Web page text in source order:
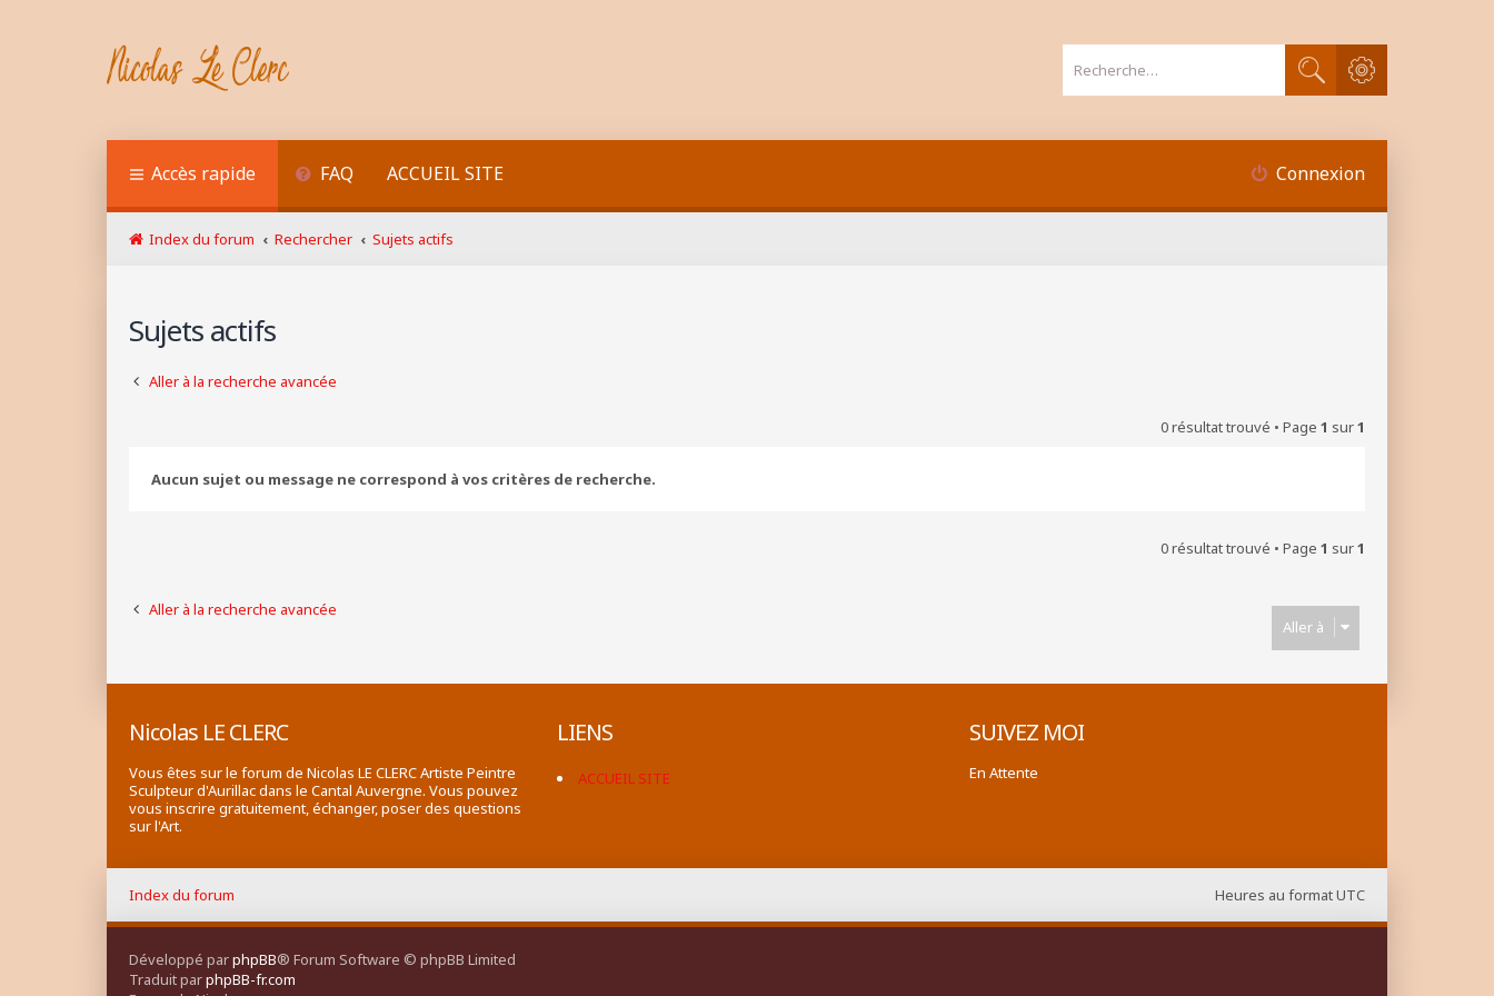
Rechercher
Recherche avancée
Accès rapide FAQ ACCUEIL SITE Connexion
Index du forum Rechercher Sujets actifs
Sujets actifs
Aller à la recherche avancée
0 résultat trouvé • Page 1 sur1
Aucun sujet ou message ne correspond à vos critères de recherche.
0 résultat trouvé • Page 1 sur1
Aller à la recherche avancée
Aller à
Nicolas LE CLERC
Vous êtes sur le forum de Nicolas LE CLERC Artiste Peintre
Sculpteur d'Aurillac dans le Cantal Auvergne. Vous pouvez
vous inscrire gratuitement, échanger, poser des questions
sur l'Art.
LIENS
ACCUEIL SITE
SUIVEZ MOI
En Attente
Heures au formatUTC
Index du forum
Développé parphpBB® Forum Software © phpBB Limited
Traduit parphpBB-fr.com